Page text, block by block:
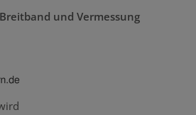
und Vermessung